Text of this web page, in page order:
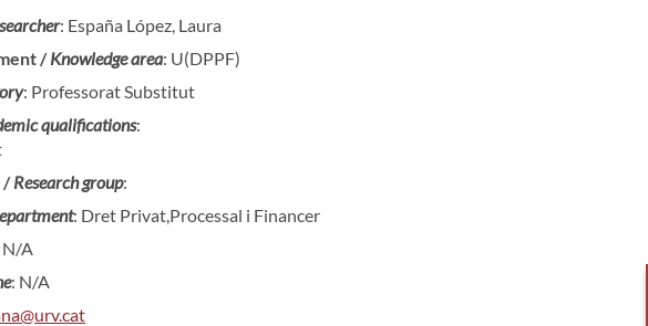
: España López, Laura
/Knowledge area: U(DPPF)
: Professorat Substitut
qualifications:
/Research group:
: Dret Privat,Processal i Financer
N/A
: N/A